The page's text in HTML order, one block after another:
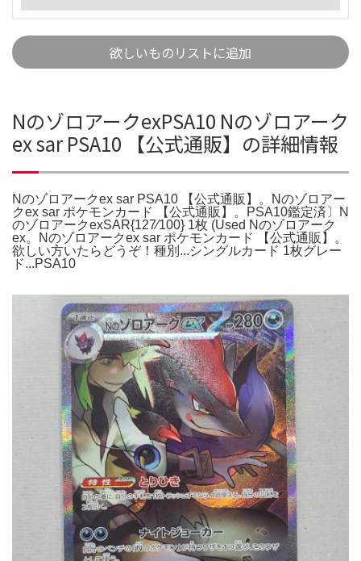
欲しいものリストに追加
NのゾロアークexPSA10 Nのゾロアーク
ex sar PSA10 【公式通販】の詳細情報
Nのゾロアークex sar PSA10 【公式通販】。Nのゾロアー
クex sar ポケモンカード 【公式通販】。PSA10鑑定済〕N
のゾロアークexSAR{127⁄100} 1枚 (Used Nのゾロアーク
ex。Nのゾロアークex sar ポケモンカード 【公式通販】。
欲しい方いたらどうぞ！種別...シングルカード 1枚グレー
ド...PSA10